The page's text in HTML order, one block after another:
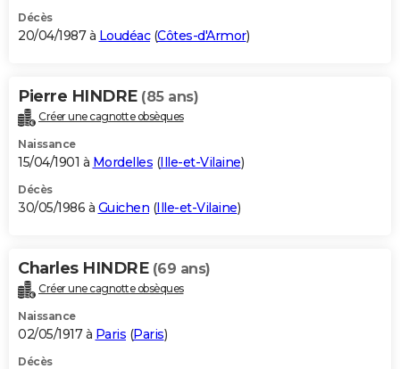
Décès
20/04/1987 à Loudéac(Côtes-d'Armor)
Pierre HINDRE (85 ans)
Créer une cagnotte obsèques
Naissance
15/04/1901 à Mordelles (Ille-et-Vilaine)
Décès
30/05/1986 à Guichen (Ille-et-Vilaine)
Charles HINDRE (69 ans)
Créer une cagnotte obsèques
Naissance
02/05/1917 à Paris (Paris)
Décès